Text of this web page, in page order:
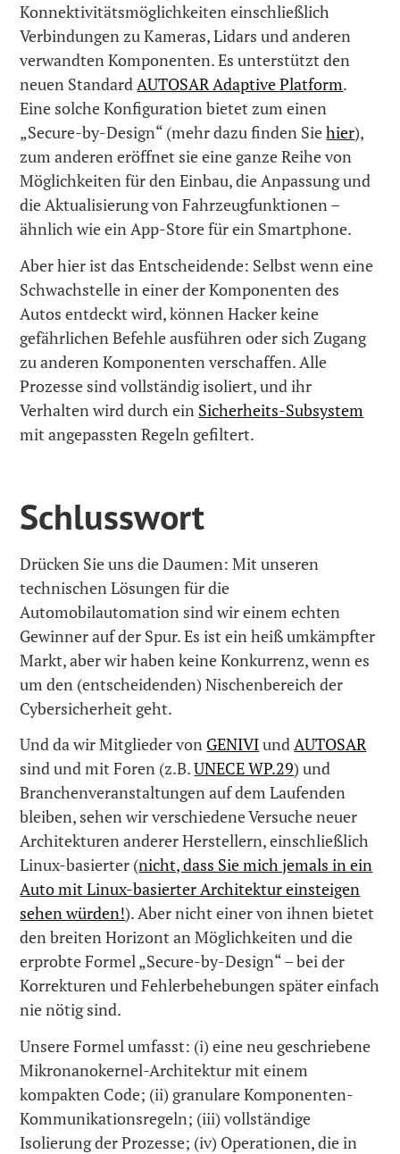
Konnektivitätsmöglichkeiten einschließlich
Verbindungen zu Kameras, Lidars und anderen
verwandten Komponenten. Es unterstützt den
neuen StandardAUTOSAR Adaptive Platform.
Eine solche Konfiguration bietet zum einen
„Secure-by-Design“ (mehr dazu finden Siehier),
zum anderen eröffnet sie eine ganze Reihe von
Möglichkeiten für den Einbau, die Anpassung und
die Aktualisierung von Fahrzeugfunktionen –
ähnlich wie ein App-Store für ein Smartphone.
Aber hier ist das Entscheidende: Selbst wenn eine
Schwachstelle in einer der Komponenten des
Autos entdeckt wird, können Hacker keine
gefährlichen Befehle ausführen oder sich Zugang
zu anderen Komponenten verschaffen. Alle
Prozesse sind vollständig isoliert, und ihr
Verhalten wird durch ein Sicherheits-Subsystem
mit angepassten Regeln gefiltert.
Schlusswort
Drücken Sie uns die Daumen: Mit unseren
technischen Lösungen für die
Automobilautomation sind wir einem echten
Gewinner auf der Spur. Es ist ein heiß umkämpfter
Markt, aber wir haben keine Konkurrenz, wenn es
um den (entscheidenden) Nischenbereich der
Cybersicherheit geht.
Und da wir Mitglieder von GENIVIundAUTOSAR
sind und mit Foren (z.B.UNECE WP.29) und
Branchenveranstaltungen auf dem Laufenden
bleiben, sehen wir verschiedene Versuche neuer
Architekturen anderer Herstellern, einschließlich
Linux-basierter (nicht, dass Sie mich jemals in ein
Auto mit Linux-basierter Architektur einsteigen
sehen würden!). Aber nicht einer von ihnen bietet
den breiten Horizont an Möglichkeiten und die
erprobte Formel „Secure-by-Design“ – bei der
Korrekturen und Fehlerbehebungen später einfach
nie nötig sind.
Unsere Formel umfasst: (i) eine neu geschriebene
Mikronanokernel-Architektur mit einem
kompakten Code; (ii) granulare Komponenten-
Kommunikationsregeln; (iii) vollständige
Isolierung der Prozesse; (iv) Operationen, die in